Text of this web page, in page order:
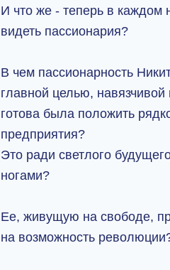
И что же - теперь в каждом
видеть пассионария?
В чем пассионарность
главной целью,
готова была положить
предприятия?
Это ради светлого
ногами?
Ее, живущую на свободе,
на возможность